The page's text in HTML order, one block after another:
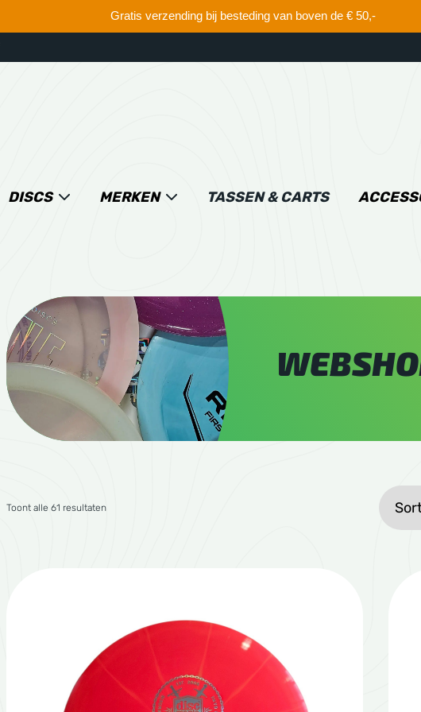
Gratis verzending bij besteding van boven de € 50,-
DISCS MERKEN TASSEN & CARTS
Toont alle 61 resultatenGesorteerd op gemiddelde waardering